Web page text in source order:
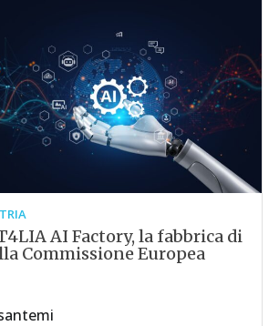
AI Factory, la fabbrica di
Commissione Europea